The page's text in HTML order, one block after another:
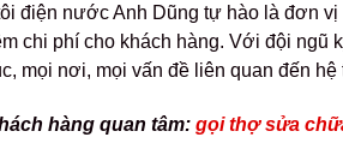
điện nước Anh Dũng tự hào là đơn
chi phí cho khách hàng. Với đội ngũ
mọi nơi, mọi vấn đề liên quan đến
hàng quan tâm: gọi thợ sửa